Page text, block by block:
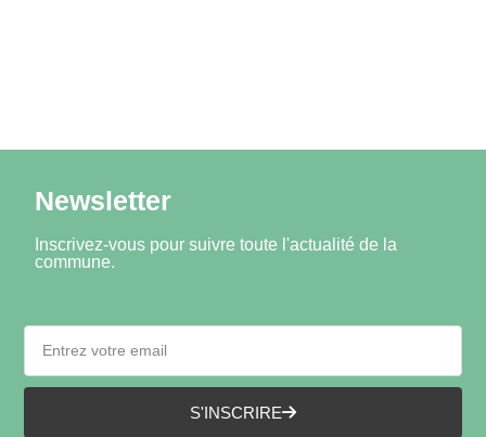
Newsletter
Inscrivez-vous pour suivre toute l'actualité de la
commune.
S'INSCRIRE